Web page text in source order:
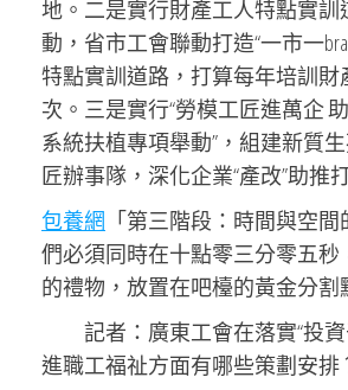
地。二是實行財產工人特點實訓
動，省市工會聯動打造“一市一
特點實訓道路，打算每年培訓財
次。三是實行“勞模工匠進萬企
系統扶植專項舉動”，組建新質
匠辦事隊，深化企業“產改”助推
包養網 「第三階段：時間與空
們必須同時在十點零三分零五秒
的禮物，放置在吧檯的黃金分割
記者：廣東工會在落實“投
進職工福祉方面有哪些策劃安排